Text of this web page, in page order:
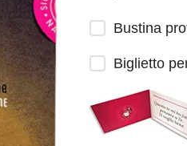
Bustina
Biglietto